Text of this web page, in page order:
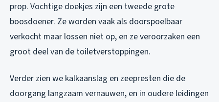
prop. Vochtige doekjes zijn een tweede grote
boosdoener. Ze worden vaak als doorspoelbaar
verkocht maar lossen niet op, en ze veroorzaken een
groot deel van de toiletverstoppingen.
Verder zien we kalkaanslag en zeepresten die de
doorgang langzaam vernauwen, en in oudere leidingen